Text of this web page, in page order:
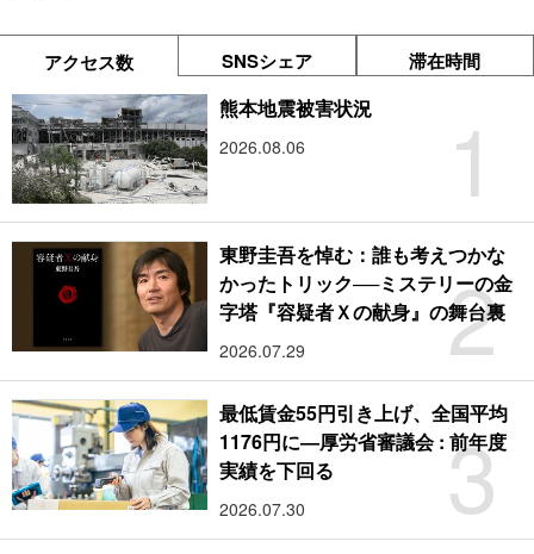
アクセス数 SNSシェア 滞在時間
1
熊本地震被害状況
2026.08.06
2
東野圭吾を悼む：誰も考えつかな
かったトリック──ミステリーの金
字塔『容疑者Ｘの献身』の舞台裏
2026.07.29
3
最低賃金55円引き上げ、全国平均
1176円に―厚労省審議会 : 前年度
実績を下回る
2026.07.30